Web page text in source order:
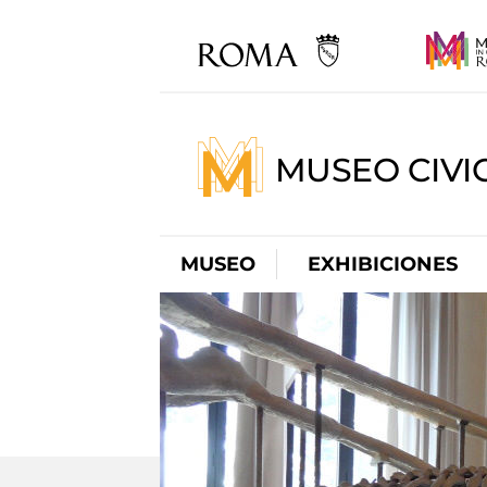
MUSEO
MUSEO EXHIBICIONES